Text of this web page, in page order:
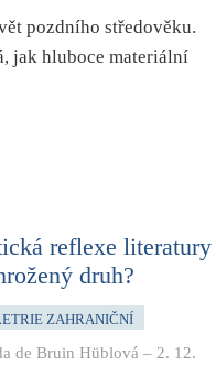
pozdního středověku.
jak hluboce materiální
reflexe literatury
druh?
ZAHRANIČNÍ
de Bruin Hüblová – 2. 12.